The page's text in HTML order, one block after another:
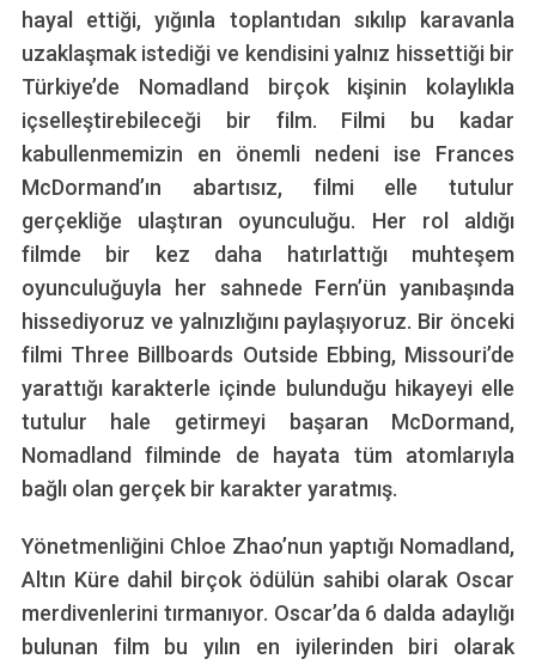
hayal ettiği, yığınla toplantıdan sıkılıp karavanla
uzaklaşmak istediği ve kendisini yalnız hissettiği bir
Türkiye’de Nomadland birçok kişinin kolaylıkla
içselleştirebileceği bir film. Filmi bu kadar
kabullenmemizin en önemli nedeni ise Frances
McDormand’ın abartısız, filmi elle tutulur
gerçekliğe ulaştıran oyunculuğu. Her rol aldığı
filmde bir kez daha hatırlattığı muhteşem
oyunculuğuyla her sahnede Fern’ün yanıbaşında
hissediyoruz ve yalnızlığını paylaşıyoruz. Bir önceki
filmi Three Billboards Outside Ebbing, Missouri’de
yarattığı karakterle içinde bulunduğu hikayeyi elle
tutulur hale getirmeyi başaran McDormand,
Nomadland filminde de hayata tüm atomlarıyla
bağlı olan gerçek bir karakter yaratmış.
Yönetmenliğini Chloe Zhao’nun yaptığı Nomadland,
Altın Küre dahil birçok ödülün sahibi olarak Oscar
merdivenlerini tırmanıyor. Oscar’da 6 dalda adaylığı
bulunan film bu yılın en iyilerinden biri olarak